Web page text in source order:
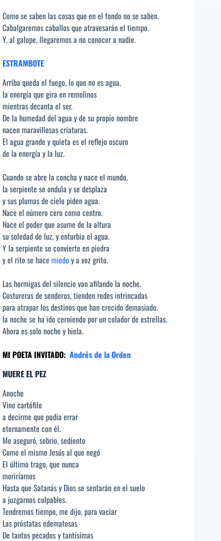
Como se saben las cosas que en el fondo no se saben.
Cabalgaremos caballos que atravesarán el tiempo.
Y, al galope, llegaremos a no conocer a nadie.
ESTRAMBOTE
Arriba queda el fuego, lo que no es agua,
la energía que gira en remolinos
mientras decanta el ser.
De la humedad del agua y de su propio nombre
nacen maravillosas criaturas.
El agua grande y quieta es el reflejo oscuro
de la energía y la luz.
Cuando se abre la concha y nace el mundo,
la serpiente se ondula y se desplaza
y sus plumas de cielo piden agua.
Nace el número cero como centro.
Nace el poder que asume de la altura
su soledad de luz, y enturbia el agua.
Y la serpiente se convierte en piedra
y el rito se hace miedo y a voz grito.
Las hormigas del silencio van afilando la noche.
Costureras de senderos, tienden redes intrincadas
para atrapar los destinos que han crecido demasiado.
la noche se ha ido cerniendo por un colador de estrellas.
Ahora es solo noche y hiela.
MI POETA INVITADO: Andrés de la Orden
MUERE EL PEZ
Anoche
Vino cartófilo
a decirme que podia errar
eternamente con él.
Me aseguró, sobrio, sediento
Como el mismo Jesús al que negó
El último trago, que nunca
moriríamos
Hasta que Satanás y Dios se sentarán en el suelo
a juzgarnos culpables.
Tendremos tiempo, me dijo, para vaciar
Las próstatas edematosas
De tantos pecados y tantísimas